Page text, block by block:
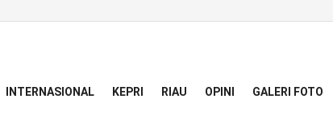
INTERNASIONAL KEPRI RIAU OPINI GALERI FOTO